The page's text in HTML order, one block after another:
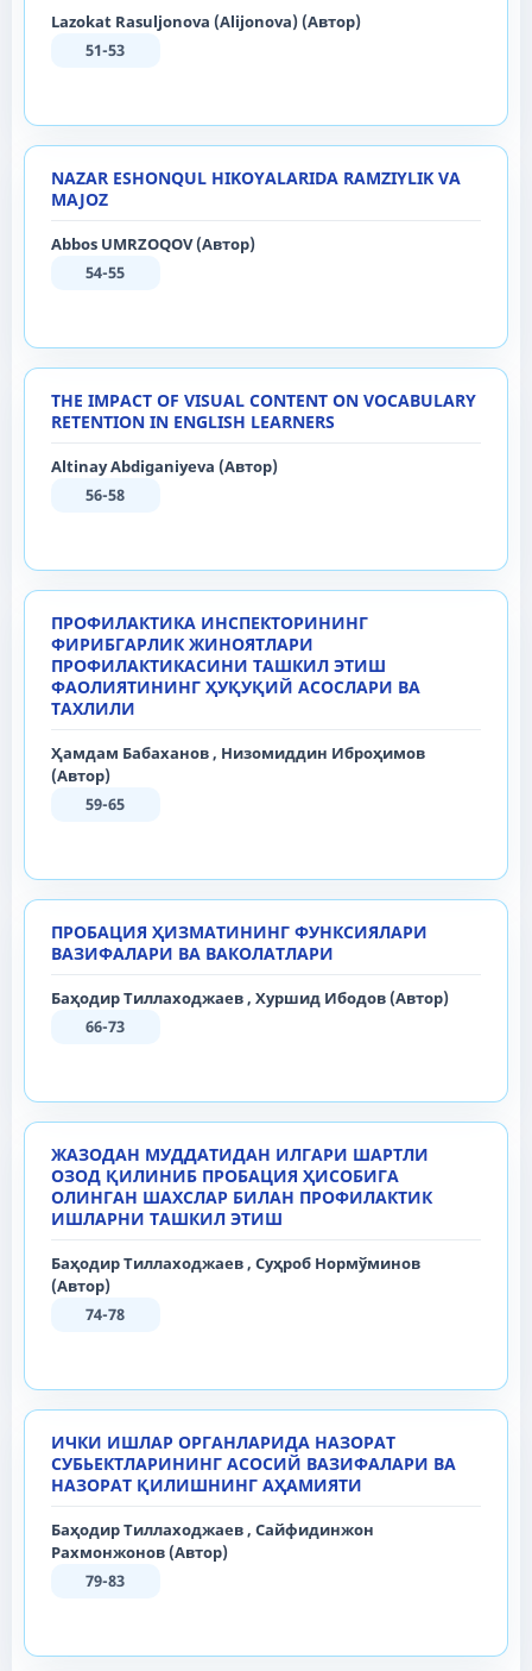
Lazokat Rasuljonova (Alijonova) (Автор)
51-53
NAZAR ESHONQUL HIKOYALARIDA RAMZIYLIK VA
MAJOZ
Abbos UMRZOQOV (Автор)
54-55
THE IMPACT OF VISUAL CONTENT ON VOCABULARY
RETENTION IN ENGLISH LEARNERS
Altinay Abdiganiyeva (Автор)
56-58
ПРОФИЛАКТИКА ИНСПЕКТОРИНИНГ
ФИРИБГАРЛИК ЖИНОЯТЛАРИ
ПРОФИЛАКТИКАСИНИ ТАШКИЛ ЭТИШ
ФАОЛИЯТИНИНГ ҲУҚУҚИЙ АСОСЛАРИ ВА
ТАХЛИЛИ
Ҳамдам Бабаханов , Низомиддин Иброҳимов
(Автор)
59-65
ПРОБАЦИЯ ҲИЗМАТИНИНГ ФУНКСИЯЛАРИ
ВАЗИФАЛАРИ ВА ВАКОЛАТЛАРИ
Баҳодир Тиллаходжаев , Хуршид Ибодов (Автор)
66-73
ЖАЗОДАН МУДДАТИДАН ИЛГАРИ ШАРТЛИ
ОЗОД ҚИЛИНИБ ПРОБАЦИЯ ҲИСОБИГА
ОЛИНГАН ШАХСЛАР БИЛАН ПРОФИЛАКТИК
ИШЛАРНИ ТАШКИЛ ЭТИШ
Баҳодир Тиллаходжаев , Суҳроб Нормўминов
(Автор)
74-78
ИЧКИ ИШЛАР ОРГАНЛАРИДА НАЗОРАТ
СУБЬЕКТЛАРИНИНГ АСОСИЙ ВАЗИФАЛАРИ ВА
НАЗОРАТ ҚИЛИШНИНГ АҲАМИЯТИ
Баҳодир Тиллаходжаев , Сайфидинжон
Рахмонжонов (Автор)
79-83